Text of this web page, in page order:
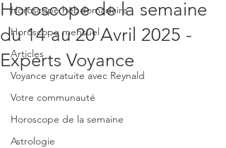
Horoscope hebdomadaire
Horoscope mensuel
Articles
Voyance gratuite avec Reynald
Votre communauté
Horoscope de la semaine
Astrologie
Horoscope de la semaine
du 14 au 20 Avril 2025 -
Experts Voyance